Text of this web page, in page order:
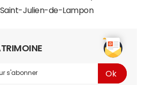
Saint-Julien-de-Lampon